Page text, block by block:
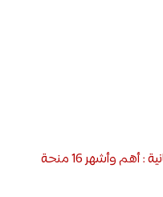
افضل المنح الدراسية المجانية : أهم وأشهر 16 منحة